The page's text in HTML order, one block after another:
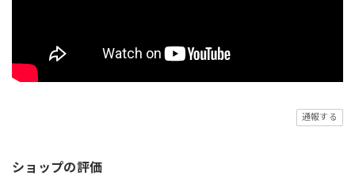
通報する
ショップの評価